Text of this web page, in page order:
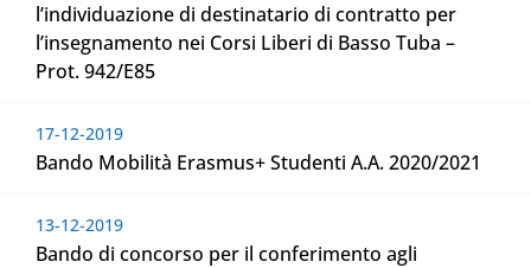
l’individuazione di destinatario di contratto per
l’insegnamento nei Corsi Liberi di Basso Tuba –
Prot. 942/E85
17-12-2019
Bando Mobilità Erasmus+ Studenti A.A. 2020/2021
13-12-2019
Bando di concorso per il conferimento agli